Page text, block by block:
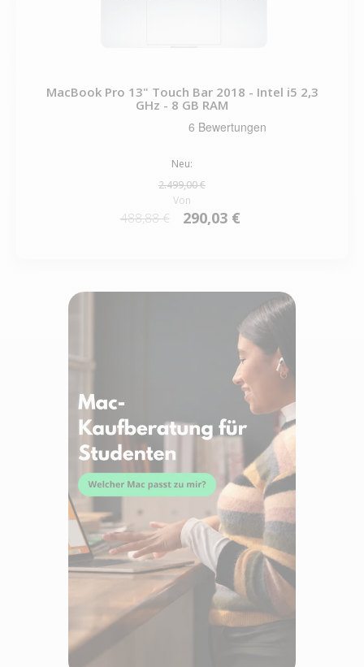
MacBook Pro 13" Touch Bar 2018 - Intel i5 2,3
GHz - 8 GB RAM
Neu:
2.499,00 €
Von
488,88 € 290,03 €